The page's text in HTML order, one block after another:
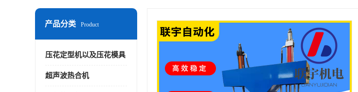
产品分类 Product
压花定型机以及压花模具
超声波热合机